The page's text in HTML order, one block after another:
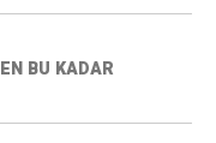
BU KADAR